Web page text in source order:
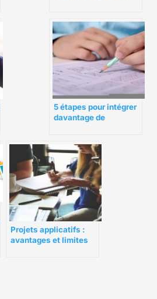
5 étapes pour intégrer
davantage de
multivendeur
Projets applicatifs :
avantages et limites